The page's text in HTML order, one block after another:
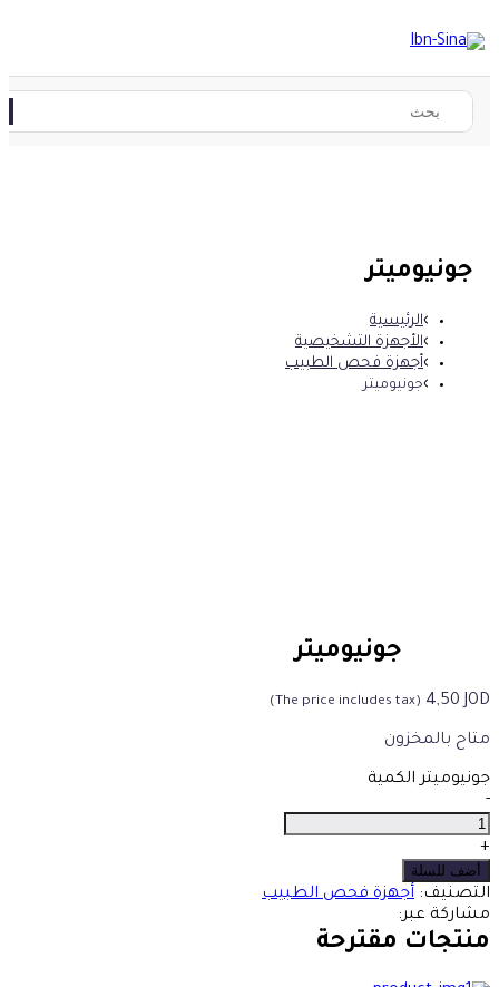
جونيوميتر
الرئيسية
الأجهزة التشخيصية
أجهزة فحص الطبيب
جونيوميتر
جونيوميتر
4,50 JOD
(The price includes tax)
متاح بالمخزون
جونيوميتر الكمية
-
+
أضف للسلة
التصنيف: أجهزة فحص الطبيب
مشاركة عبر:
منتجات مقترحة